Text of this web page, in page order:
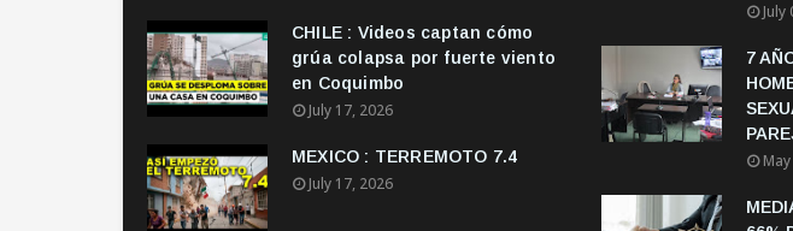
CHILE : Videos captan cómo
grúa colapsa por fuerte viento
en Coquimbo
July 17, 2026
MEXICO : TERREMOTO 7.4
July 17, 2026
July
7